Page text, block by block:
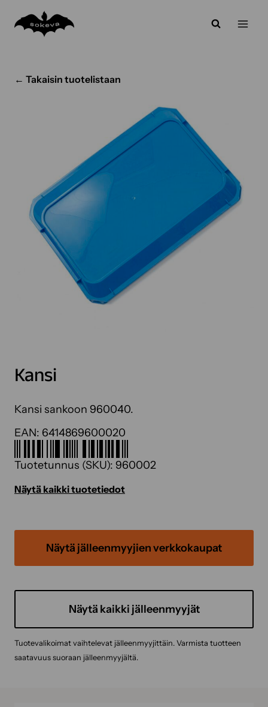
sisältöön
← Takaisin tuotelistaan
Kansi
Kansi sankoon 960040.
EAN: 6414869600020
Tuotetunnus (SKU): 960002
Näytä kaikki tuotetiedot
Näytä jälleenmyyjien verkkokaupat
Näytä kaikki jälleenmyyjät
Tuotevalikoimat vaihtelevat jälleenmyyjittäin. Varmista tuotteen
saatavuus suoraan jälleenmyyjältä.